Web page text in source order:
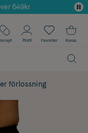
649kr
Profil Favoriter Kassa
förlossning